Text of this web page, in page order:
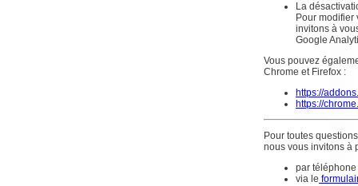
La
Pour modifier
invitons à
Google
Vous pouvez
Chrome et Firefox :
https://
https://
Pour toutes
nous vous invitons à
par
via le